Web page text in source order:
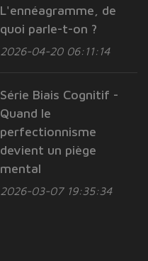
L'ennéagramme, de
quoi parle-t-on ?
2026-04-20 06:11:14
Série Biais Cognitif -
Quand le
perfectionnisme
devient un piège
mental
2026-03-07 19:35:34